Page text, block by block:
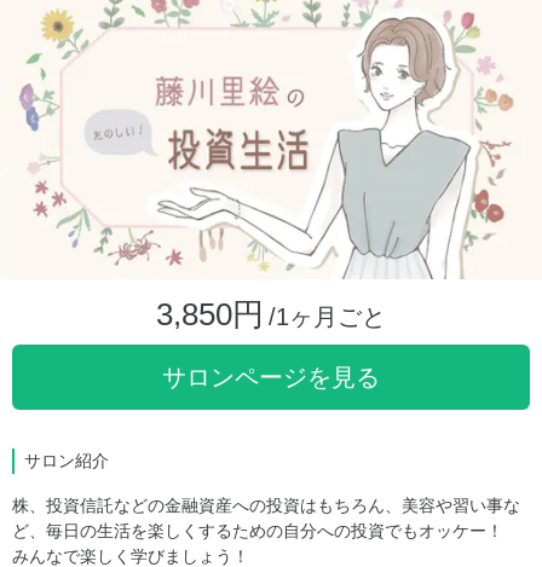
3,850円 /1ヶ月ごと
サロンページを見る
サロン紹介
株、投資信託などの金融資産への投資はもちろん、美容や習い事な
ど、毎日の生活を楽しくするための自分への投資でもオッケー！
みんなで楽しく学びましょう！